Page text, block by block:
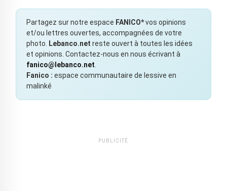
Partagez sur notre espace FANICO*vos opinions
et/ou lettres ouvertes, accompagnées de votre
photo.
Lebanco.net reste ouvert à toutes les idées
et opinions. Contactez-nous en nous écrivant à
fanico@lebanco.net
Fanico : espace communautaire de lessive en
malinké
PUBLICITÉ